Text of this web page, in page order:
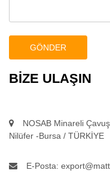
BİZE ULAŞIN
NOSAB Minareli
Nilüfer -Bursa / TÜRKİYE
E-Posta: